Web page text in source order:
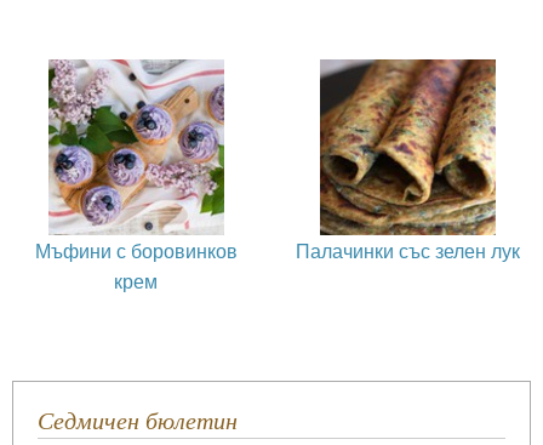
Мъфини с боровинков
крем
Палачинки със зелен лук
Седмичен бюлетин